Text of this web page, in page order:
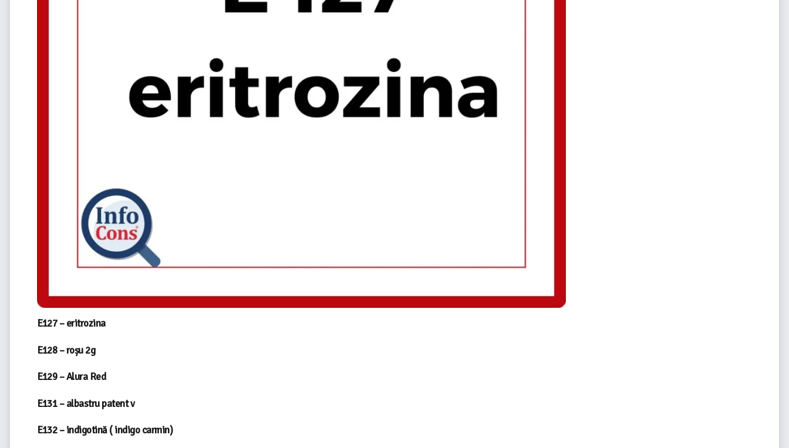
E127 – eritrozina
E128 – roșu 2g
E129 – Alura Red
E131 – albastru patent v
E132 – indigotină ( indigo carmin)